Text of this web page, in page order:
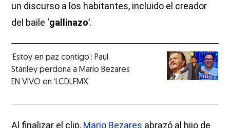
un discurso a los habitantes, incluido el creador
del baile ‘gallinazo’.
‘Estoy en paz contigo’: Paul
Stanley perdona a Mario Bezares
EN VIVO en ‘LCDLFMX’
Al finalizar el clip, Mario Bezares abrazó al hijo de